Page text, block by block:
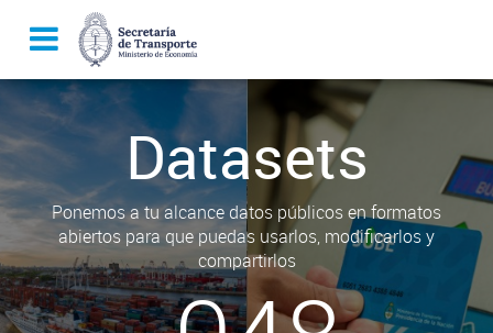
Datasets
Ponemos a tu alcance datos públicos en formatos
abiertos para que puedas usarlos, modificarlos y
compartirlos